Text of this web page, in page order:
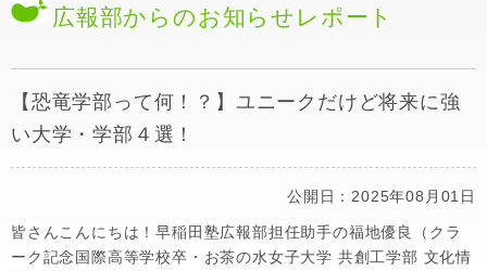
広報部からのお知らせ レポート
【恐竜学部って何！？】ユニークだけど将来に強
い大学・学部４選！
公開日：2025年08月01日
皆さんこんにちは！早稲田塾広報部担任助手の福地優良（クラ
ーク記念国際高等学校卒・お茶の水女子大学 共創工学部 文化情